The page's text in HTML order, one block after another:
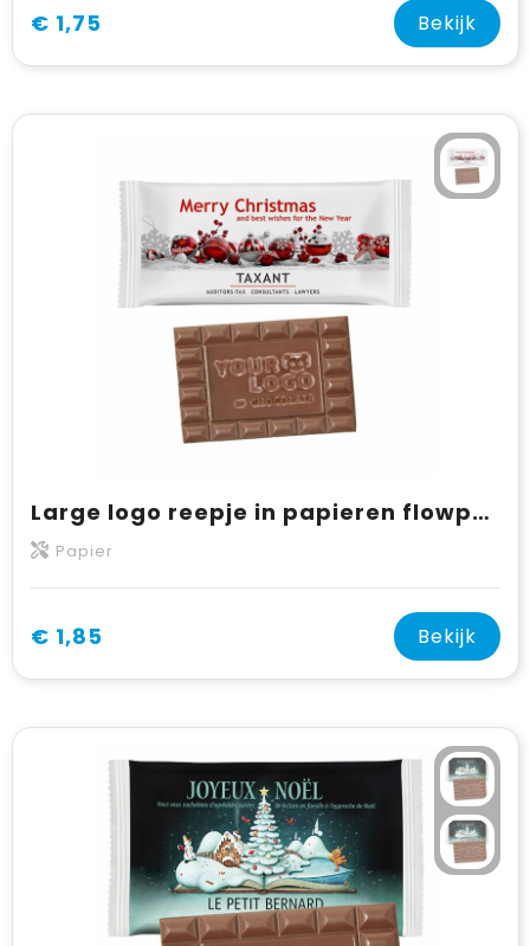
€ 1,75 Bekijk
Large logo reepje in papieren flowpack
Papier
€ 1,85 Bekijk